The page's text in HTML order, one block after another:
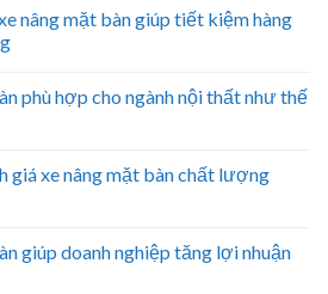
nâng mặt bàn giúp tiết kiệm hàng
phù hợp cho ngành nội thất như thế
giá xe nâng mặt bàn chất lượng
giúp doanh nghiệp tăng lợi nhuận